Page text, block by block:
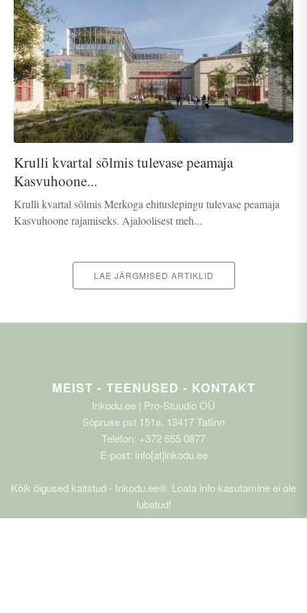
Krulli kvartal sõlmis tulevase peamaja
Kasvuhoone...
Krulli kvartal sõlmis Merkoga ehituslepingu tulevase peamaja
Kasvuhoone rajamiseks. Ajaloolisest meh...
LAE JÄRGMISED ARTIKLID
MEIST - TEENUSED - KONTAKT
Inkodu.ee | Pro-Stuudio OÜ
Sõpruse pst 151a, 13417 Tallinn
Telefon: +372 655 0877
E-post: info[at]inkodu.ee
Kõik õigused kaitstud - Inkodu.ee®. Loata info kasutamine ei ole
lubatud!